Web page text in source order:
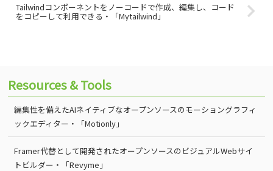
Tailwindコンポーネントをノーコードで作成、編集し、コード
をコピーして利用できる・「Mytailwind」
Resources & Tools
編集性を備えたAIネイティブなオープンソースのモーショングラフィ
ックエディター・「Motionly」
Framer代替として開発されたオープンソースのビジュアルWebサイ
トビルダー・「Revyme」